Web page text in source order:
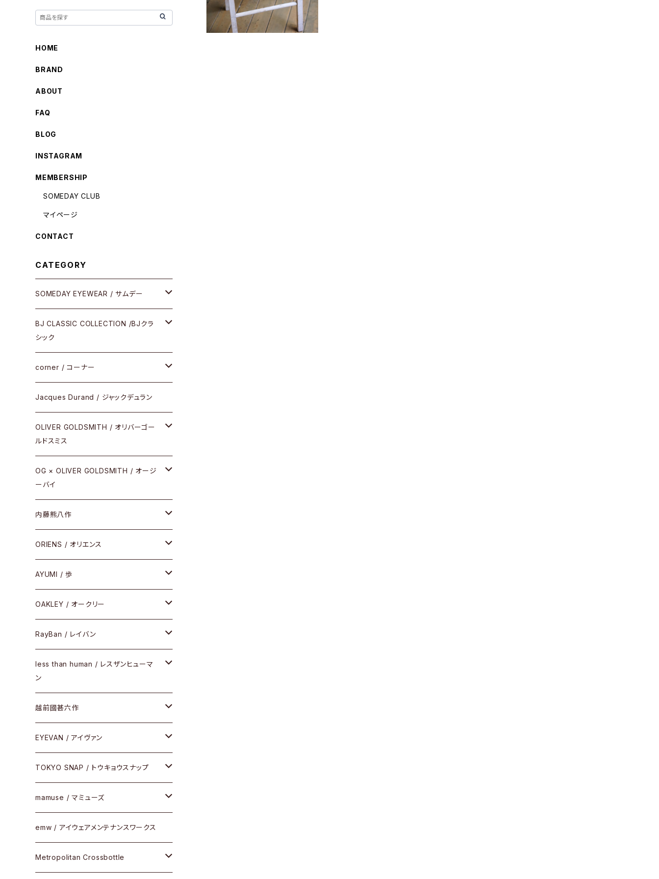
HOME
BRAND
ABOUT
FAQ
BLOG
INSTAGRAM
MEMBERSHIP
SOMEDAY CLUB
マイページ
CONTACT
CATEGORY
SOMEDAY EYEWEAR / サムデー
メガネ
サングラス
アパレル
その他
BJ CLASSIC COLLECTION /BJクラ
シック
CELLULOID（CRAFTSMAN EDITION）
SHINBARI（CRAFTSMAN EDITION）
URUSHI（CRAFTSMAN EDITION）
REVIVAL EDITION
HEAVY EDITION
COMBI （コンビシリーズ）
PREMIUM（プレミアムシリーズ）
PLASTIC（プラスティックシリーズ）
SIRMONT（サーモントシリーズ）
SUNSHIFT
ケア用品
corner / コーナー
リサーチシリーズ
サブリメイションシリーズ
Jacques Durand / ジャックデュラン
OLIVER GOLDSMITH / オリバーゴー
ルドスミス
メタル
セル
コンビ
OG × OLIVER GOLDSMITH / オージ
ーバイ
メタル
セル
コンビ
内藤熊八作
セル
メタル
コンビ
ORIENS / オリエンス
セルフレーム
メタルフレーム
その他
AYUMI / 歩
セルフレーム
OAKLEY / オークリー
メガネフレーム
サングラス
Frogskins(フロッグスキン )
限定モデル
その他
修理
RayBan / レイバン
メガネフレーム
サングラス
その他
less than human / レスザンヒューマ
ン
メガネフレーム
サングラス
その他
越前國甚六作
セルフレーム
メタルフレーム
コンビフレーム
EYEVAN / アイヴァン
メガネ
サングラス
その他
TOKYO SNAP / トウキョウスナップ
セルフレーム
メタルフレーム
コンビネーション
mamuse / マミューズ
セル
メタル
emw / アイウェアメンテナンスワークス
Metropolitan Crossbottle